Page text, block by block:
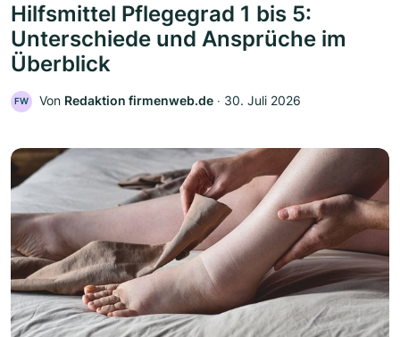
Hilfsmittel Pflegegrad 1 bis 5:
Unterschiede und Ansprüche im
Überblick
FW Von Redaktion firmenweb.de ‧ 30. Juli 2026